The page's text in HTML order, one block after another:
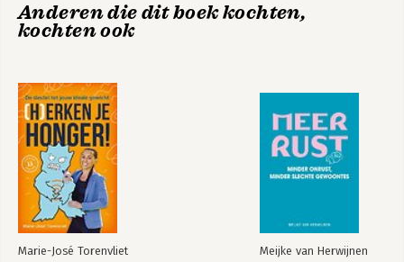
Anderen die dit boek kochten,
kochten ook
Marie-José Torenvliet Meijke van Herwijnen